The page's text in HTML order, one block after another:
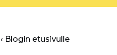
‹ Blogin etusivulle